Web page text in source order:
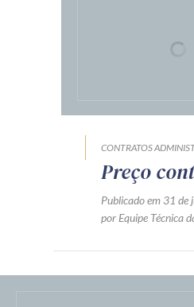
CONTRATOS
Preço
Publicado em 31 de
por Equipe Técnica